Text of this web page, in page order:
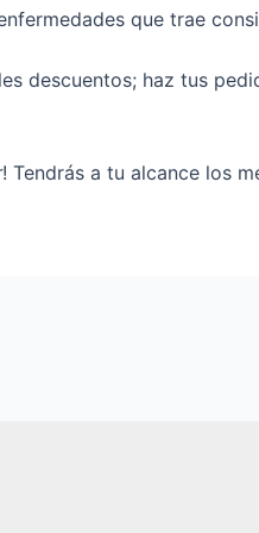
que trae
descuentos; haz tus
! Tendrás a tu alcance los